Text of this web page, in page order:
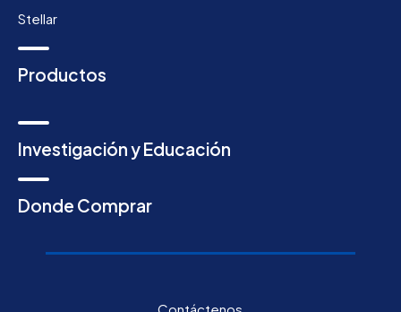
Stellar
Productos
Investigación y Educación
Donde Comprar